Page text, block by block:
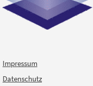
Impressum
Datenschutz